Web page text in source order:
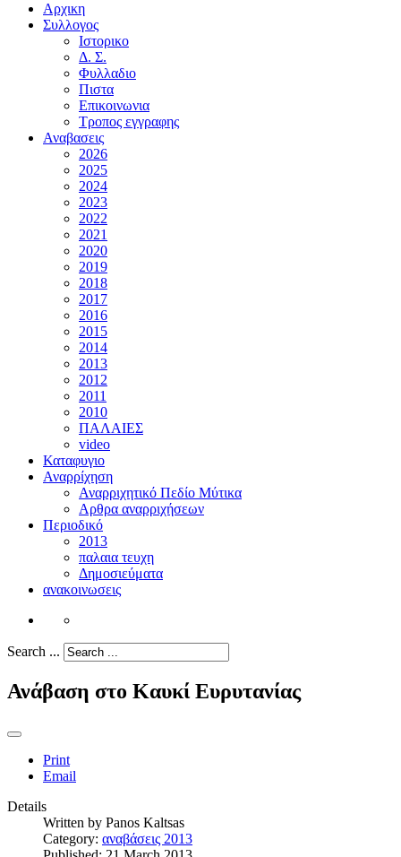
Αρχικη
Συλλογος
Ιστορικο
Δ. Σ.
Φυλλαδιο
Πιστα
Επικοινωνια
Τροπος εγγραφης
Αναβασεις
2026
2025
2024
2023
2022
2021
2020
2019
2018
2017
2016
2015
2014
2013
2012
2011
2010
ΠΑΛΑΙΕΣ
video
Καταφυγιο
Αναρρίχηση
Αναρριχητικό Πεδίο Μύτικα
Αρθρα αναρριχήσεων
Περιοδικό
2013
παλαια τευχη
Δημοσιεύματα
ανακοινωσεις
Search ...
Ανάβαση στο Καυκί Ευρυτανίας
Print
Email
Details
Written by Panos Kaltsas
Category: αναβάσεις 2013